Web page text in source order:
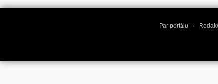
Par portālu ·